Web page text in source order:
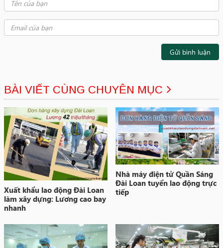
Gửi bình luận
BÀI VIẾT CÙNG CHUYÊN MỤC
Xuất khẩu lao động Đài Loan
làm xây dựng: Lương cao bay
nhanh
Nhà máy điện tử Quần Sáng
Đài Loan tuyển lao động trực
tiếp